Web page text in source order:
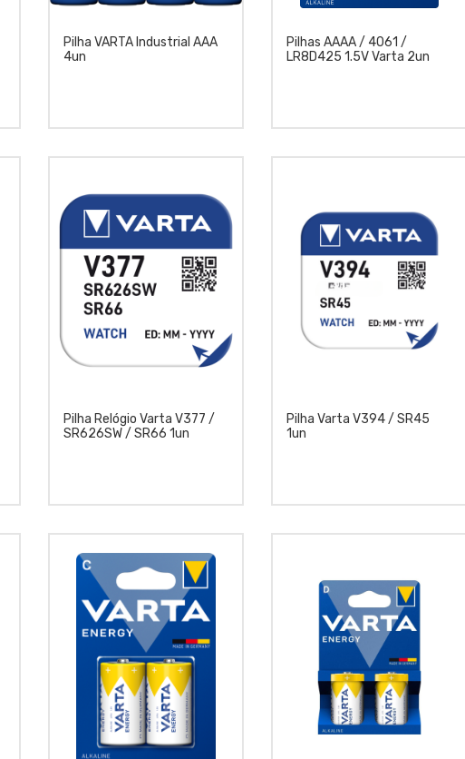
Pilha VARTA Industrial AAA
4un
Pilhas AAAA / 4061 /
LR8D425 1.5V Varta 2un
Pilha Relógio Varta V377 /
SR626SW / SR66 1un
Pilha Varta V394 / SR45
1un